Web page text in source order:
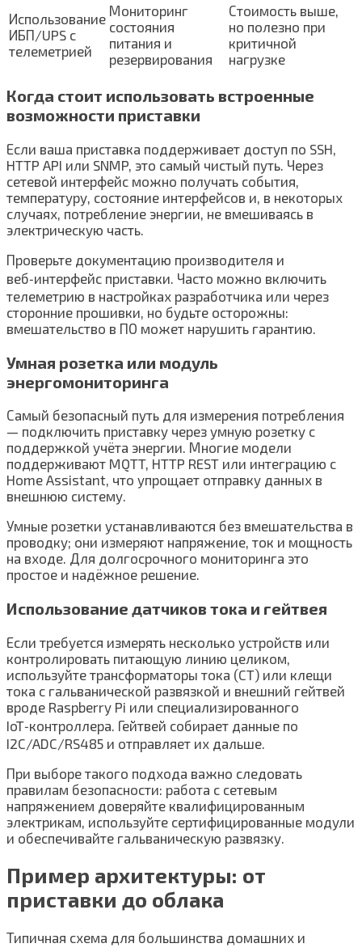
Использование
ИБП/UPS с
телеметрией
Мониторинг
состояния
питания и
резервирования
Стоимость выше,
но полезно при
критичной
нагрузке
Когда стоит использовать встроенные
возможности приставки
Если ваша приставка поддерживает доступ по SSH,
HTTP API или SNMP, это самый чистый путь. Через
сетевой интерфейс можно получать события,
температуру, состояние интерфейсов и, в некоторых
случаях, потребление энергии, не вмешиваясь в
электрическую часть.
Проверьте документацию производителя и
веб‑интерфейс приставки. Часто можно включить
телеметрию в настройках разработчика или через
сторонние прошивки, но будьте осторожны:
вмешательство в ПО может нарушить гарантию.
Умная розетка или модуль
энергомониторинга
Самый безопасный путь для измерения потребления
— подключить приставку через умную розетку с
поддержкой учёта энергии. Многие модели
поддерживают MQTT, HTTP REST или интеграцию с
Home Assistant, что упрощает отправку данных в
внешнюю систему.
Умные розетки устанавливаются без вмешательства в
проводку; они измеряют напряжение, ток и мощность
на входе. Для долгосрочного мониторинга это
простое и надёжное решение.
Использование датчиков тока и гейтвея
Если требуется измерять несколько устройств или
контролировать питающую линию целиком,
используйте трансформаторы тока (CT) или клещи
тока с гальванической развязкой и внешний гейтвей
вроде Raspberry Pi или специализированного
IoT‑контроллера. Гейтвей собирает данные по
I2C/ADC/RS485 и отправляет их дальше.
При выборе такого подхода важно следовать
правилам безопасности: работа с сетевым
напряжением доверяйте квалифицированным
электрикам, используйте сертифицированные модули
и обеспечивайте гальваническую развязку.
Пример архитектуры: от
приставки до облака
Типичная схема для большинства домашних и